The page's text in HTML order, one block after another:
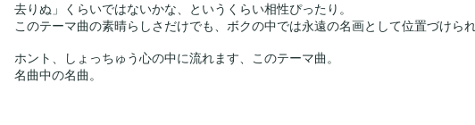
去りぬ」くらいではないかな、というくらい相性ぴったり。
このテーマ曲の素晴らしさだけでも、ボクの中では永遠の名画として位置づけら
ホント、しょっちゅう心の中に流れます、このテーマ曲。
名曲中の名曲。